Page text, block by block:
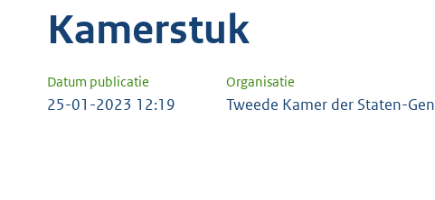
Kamerstuk
Datum publicatie Organisatie
25-01-2023 12:19 Tweede Kamer der Staten-